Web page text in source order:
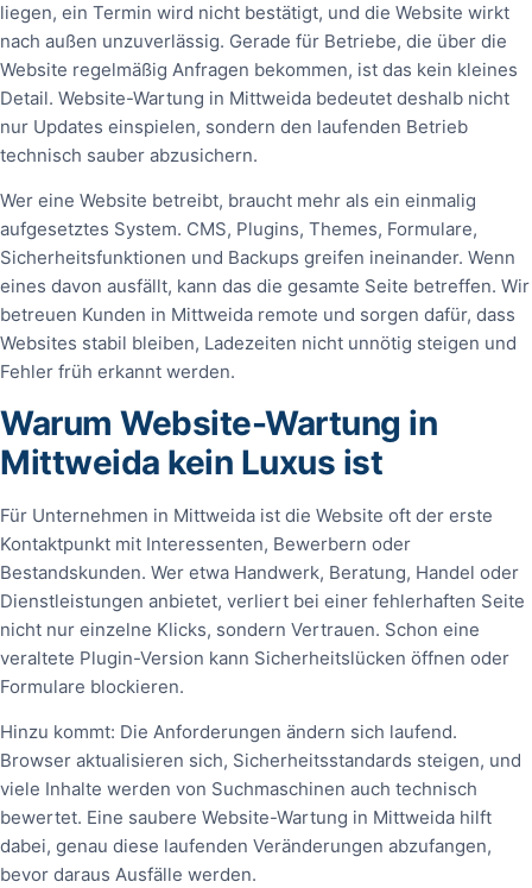
liegen, ein Termin wird nicht bestätigt, und die Website wirkt
nach außen unzuverlässig. Gerade für Betriebe, die über die
Website regelmäßig Anfragen bekommen, ist das kein kleines
Detail. Website-Wartung in Mittweida bedeutet deshalb nicht
nur Updates einspielen, sondern den laufenden Betrieb
technisch sauber abzusichern.
Wer eine Website betreibt, braucht mehr als ein einmalig
aufgesetztes System. CMS, Plugins, Themes, Formulare,
Sicherheitsfunktionen und Backups greifen ineinander. Wenn
eines davon ausfällt, kann das die gesamte Seite betreffen. Wir
betreuen Kunden in Mittweida remote und sorgen dafür, dass
Websites stabil bleiben, Ladezeiten nicht unnötig steigen und
Fehler früh erkannt werden.
Warum Website-Wartung in
Mittweida kein Luxus ist
Für Unternehmen in Mittweida ist die Website oft der erste
Kontaktpunkt mit Interessenten, Bewerbern oder
Bestandskunden. Wer etwa Handwerk, Beratung, Handel oder
Dienstleistungen anbietet, verliert bei einer fehlerhaften Seite
nicht nur einzelne Klicks, sondern Vertrauen. Schon eine
veraltete Plugin-Version kann Sicherheitslücken öffnen oder
Formulare blockieren.
Hinzu kommt: Die Anforderungen ändern sich laufend.
Browser aktualisieren sich, Sicherheitsstandards steigen, und
viele Inhalte werden von Suchmaschinen auch technisch
bewertet. Eine saubere Website-Wartung in Mittweida hilft
dabei, genau diese laufenden Veränderungen abzufangen,
bevor daraus Ausfälle werden.